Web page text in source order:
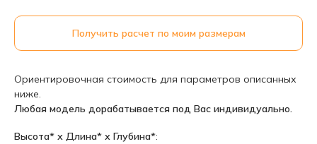
Получить расчет по моим размерам
Ориентировочная стоимость для параметров описанных
ниже.
Любая модель дорабатывается под Вас индивидуально.
Высота* х Длина* х Глубина*: